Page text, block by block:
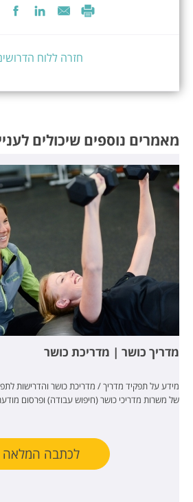
חזרה ללוח
מאמרים נוספים שיכולים
מדריך כושר | מדריכת כושר
מידע על תפקיד מדריך / מדריכת כושר והדרישות
של משרות מדריכי כושר (חיפוש עבודה) ופרסום
לכתבה המלאה